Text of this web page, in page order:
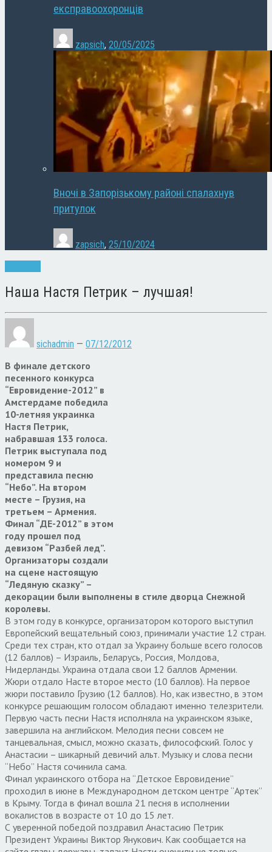
експравоохоронців
zapsich, 20/05/2025
Вночі в Запорізькому районі спалахнув
притулок
zapsich, 25/10/2024
Наша Настя Петрик – лучшая!
sichadmin — 07/12/2012
В финале детского
песенного конкурса
“Евровидение-2012” в
Амстердаме победила
10-летняя украинка
Настя Петрик,
набравшая 133 голоса.
Петрик выступала под
номером 9 и
представила песню
“Небо”. На втором
месте – Грузия, на
третьем – Армения.
Финал “ДЕ-2012” в этом
году прошел под
девизом “Разбей лед”.
Организаторы создали
на сцене настоящую
“Ледяную сказку” –
декорации были выполнены в стиле дворца Снежной
королевы.
В этом году в конкурсе, организатором которого выступил
Европейский вещательный союз, принимали участие 12 стран.
Среди тех стран, кто отдал за Украину больше всего голосов
(12 баллов) – Израиль, Беларусь, Россия, Молдова,
Нидерланды. Украина отдала свои 12 баллов Армении.
Жюри отдало Насте второе место (10 баллов). На первое
жюри поставило Грузию (12 баллов). Но, как известно, в этом
конкурсе решающим голосом обладают именно телезрители.
Первую часть песни Настя исполняла на украинском языке,
завершила на английском. Мелодия песни совсем не
танцевальная, смысл, можно сказать, философский. Голос у
Анастасии – шикарный девичий альт. Музыку и слова песни
“Небо” Настя сочинила сама.
Финал украинского отбора на “Детское Евровидение”
проходил в июне в Международном детском центре “Артек”
в Крыму. Тогда в финал вошла 21 песня в исполнении
вокалистов в возрасте от 10 до 15 лет.
С уверенной победой поздравил Анастасию Петрик
Президент Украины Виктор Янукович. Как сообщается на